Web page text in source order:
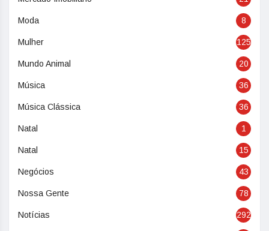
Moda 8
Mulher 125
Mundo Animal 20
Música 36
Música Clássica 36
Natal 1
Natal 15
Negócios 43
Nossa Gente 78
Notícias 292